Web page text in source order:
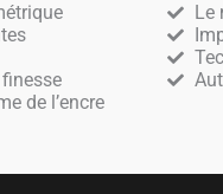
de l’encre
Le